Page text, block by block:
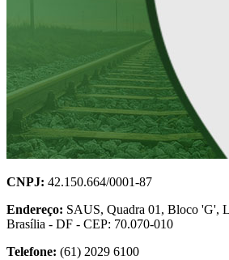
CNPJ: 42.150.664/0001-87
Endereço: SAUS, Quadra 01, Bloco 'G',
Brasília - DF - CEP: 70.070-010
Telefone: (61) 2029 6100